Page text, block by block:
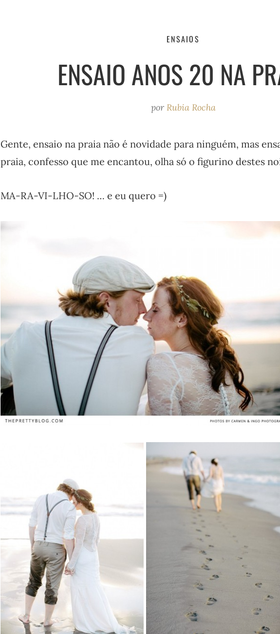
ENSAIOS
ENSAIO ANOS 20 NA
por Rubia Rocha
Gente, ensaio na praia não é novidade para ninguém, mas
praia, confesso que me encantou, olha só o figurino destes
MA-RA-VI-LHO-SO! … e eu quero =)